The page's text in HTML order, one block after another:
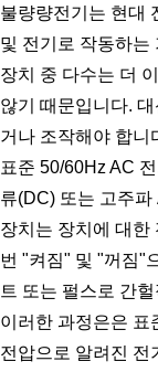
불량량전기는 현대
및 전기로 작동하는
장치 중 다수는 더
않기 때문입니다.
거나 조작해야 합니
표준 50/60Hz AC
류(DC) 또는 고주
장치는 장치에 대한
번 "켜짐" 및 "꺼짐"
트 또는 펄스로 간
이러한 과정은은 표
전압으로 알려진 전